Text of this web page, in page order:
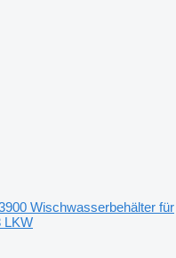
Wischwasserbehälter für
LKW